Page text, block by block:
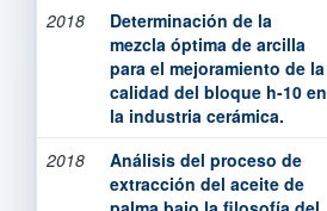
2018
Determinación de la
mezcla óptima de arcilla
para el mejoramiento de la
calidad del bloque h-10 en
la industria cerámica.
2018
Análisis del proceso de
extracción del aceite de